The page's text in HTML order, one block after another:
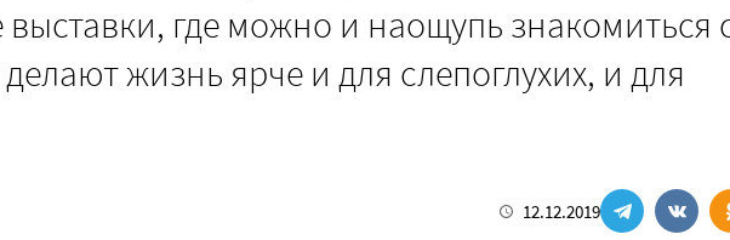
где можно и наощупь знакомиться
жизнь ярче и для слепоглухих, и для
12.12.2019